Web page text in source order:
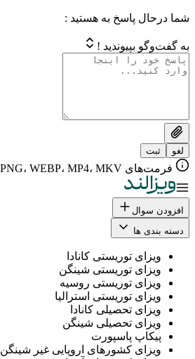
شما درحال پاسخ به هستید :
به گفت‌وگو بپیوندید !
لغو ثبت
فرمت‌های MP3، JPG، PNG، WEBP، MP4، MKV تا ۱۰ مگابایت
افزودن سوال
دسته بندی ها
ویزای توریستی کانادا
ویزای توریستی شینگن
ویزای توریستی روسیه
ویزای توریستی استرالیا
ویزای تحصیلی کانادا
ویزای تحصیلی شینگن
پیکاپ پاسپورت
ویزای کشورهای اروپایی غیر شینگن